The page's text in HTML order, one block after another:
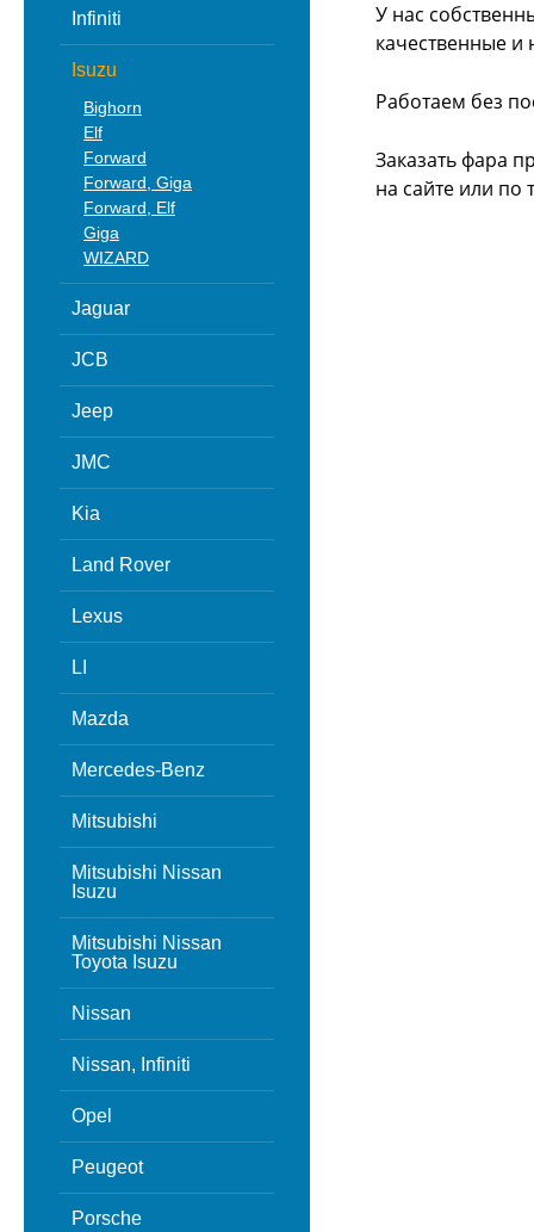
Infiniti
Isuzu
Bighorn
Elf
Forward
Forward, Giga
Forward, Elf
Giga
WIZARD
Jaguar
JCB
Jeep
JMC
Kia
Land Rover
Lexus
LI
Mazda
Mercedes-Benz
Mitsubishi
Mitsubishi Nissan
Isuzu
Mitsubishi Nissan
Toyota Isuzu
Nissan
Nissan, Infiniti
Opel
Peugeot
Porsche
У нас
качественные и
Работаем без
Заказать фара
на сайте или по